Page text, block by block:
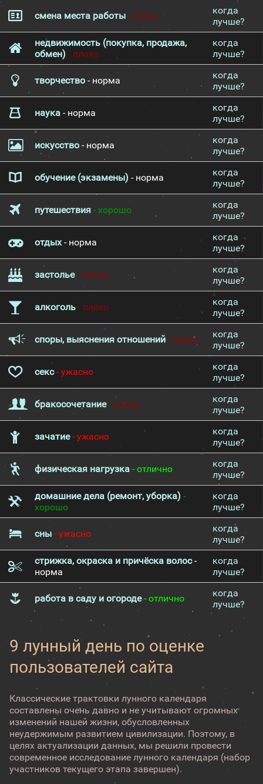
смена места работы - плохо
когда
лучше?
недвижимость (покупка, продажа,
обмен) - плохо
когда
лучше?
творчество - норма
когда
лучше?
наука - норма
когда
лучше?
искусство - норма
когда
лучше?
обучение (экзамены) - норма
когда
лучше?
путешествия - хорошо
когда
лучше?
отдых- норма
когда
лучше?
застолье- плохо
когда
лучше?
алкоголь - плохо
когда
лучше?
споры, выяснения отношений - плохо
когда
лучше?
секс- ужасно
когда
лучше?
бракосочетание- плохо
когда
лучше?
зачатие- ужасно
когда
лучше?
физическая нагрузка - отлично
когда
лучше?
домашние дела (ремонт, уборка) -
хорошо
когда
лучше?
сны - ужасно
когда
лучше?
стрижка, окраска и причёска волос-
норма
когда
лучше?
работа в саду и огороде- отлично
когда
лучше?
9 лунный день по оценке
пользователей сайта
Классические трактовки лунного календаря
составлены очень давно и не учитывают огромных
изменений нашей жизни, обусловленных
неудержимым развитием цивилизации. Поэтому, в
целях актуализации данных, мы решили провести
современное исследование лунного календаря (набор
участников текущего этапа завершен).